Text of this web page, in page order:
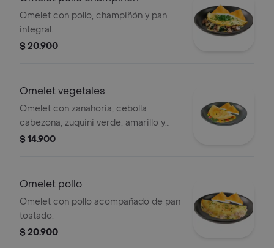
Omelet con pollo, champiñón y pan
integral.
$ 20.900
Omelet vegetales
Omelet con zanahoria, cebolla
cabezona, zuquini verde, amarillo y
pan integral.
$ 14.900
Omelet pollo
Omelet con pollo acompañado de pan
tostado.
$ 20.900